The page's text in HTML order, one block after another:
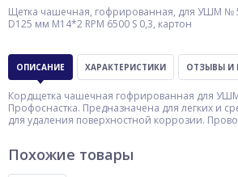
Щетка чашечная, гофрированная, для УШМ №
D125 мм М14*2 RPM 6500 S 0,3, картон
ОПИСАНИЕ ХАРАКТЕРИСТИКИ ОТЗЫВЫ И
Кордщетка чашечная гофрированная для
Профоснастка. Предназначена для легких и
для удаления поверхностной коррозии.
Похожие товары